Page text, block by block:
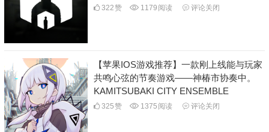
322赞 1179 阅读 评论关闭
【苹果IOS游戏推荐】一款刚上线能与玩家
共鸣心弦的节奏游戏——神椿市协奏中。
KAMITSUBAKI CITY ENSEMBLE
325赞 1375 阅读 评论关闭